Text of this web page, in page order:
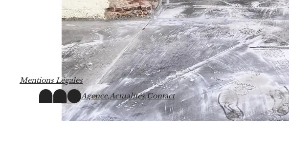
Mentions Légales
Agence,Actualités,Contact